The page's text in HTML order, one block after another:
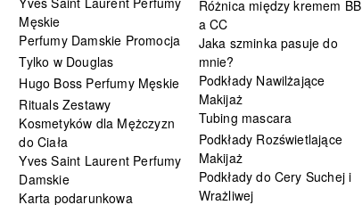
Męskie
Perfumy Damskie Promocja
Tylko w Douglas
Hugo Boss Perfumy Męskie
Rituals Zestawy
Kosmetyków dla Mężczyzn
do Ciała
Yves Saint Laurent Perfumy
Damskie
Karta podarunkowa
Różnica między kremem BB
a CC
Jaka szminka pasuje do
mnie?
Podkłady Nawilżające
Makijaż
Tubing mascara
Podkłady Rozświetlające
Makijaż
Podkłady do Cery Suchej i
Wrażliwej